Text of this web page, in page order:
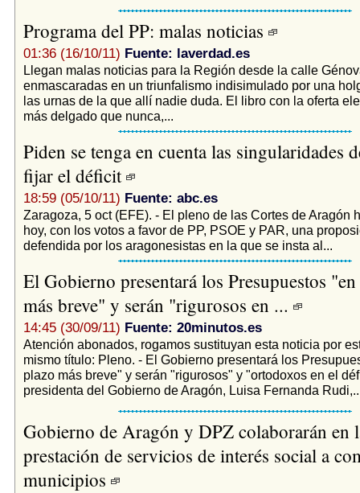
Programa del PP: malas noticias
01:36 (16/10/11) Fuente: laverdad.es
Llegan malas noticias para la Región desde la calle
enmascaradas en un triunfalismo indisimulado por una
las urnas de la que allí nadie duda. El libro con la oferta
más delgado que nunca,...
Piden se tenga en cuenta las singularidades
fijar el déficit
18:59 (05/10/11) Fuente: abc.es
Zaragoza, 5 oct (EFE). - El pleno de las Cortes de Aragón
hoy, con los votos a favor de PP, PSOE y PAR, una
defendida por los aragonesistas en la que se insta al...
El Gobierno presentará los Presupuestos
más breve" y serán "rigurosos en ...
14:45 (30/09/11) Fuente: 20minutos.es
Atención abonados, rogamos sustituyan esta noticia por
mismo título: Pleno. - El Gobierno presentará los
plazo más breve" y serán "rigurosos" y "ortodoxos en el
presidenta del Gobierno de Aragón, Luisa Fernanda
Gobierno de Aragón y DPZ colaborarán en
prestación de servicios de interés social a
municipios